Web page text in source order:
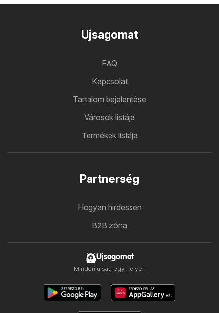
Ujsagomat
FAQ
Kapcsolat
Tartalom bejelentése
Városok listája
Termékek listája
Partnerség
Hogyan hirdessen
B2B zóna
Ujsagomat
Minden újság egy helyen